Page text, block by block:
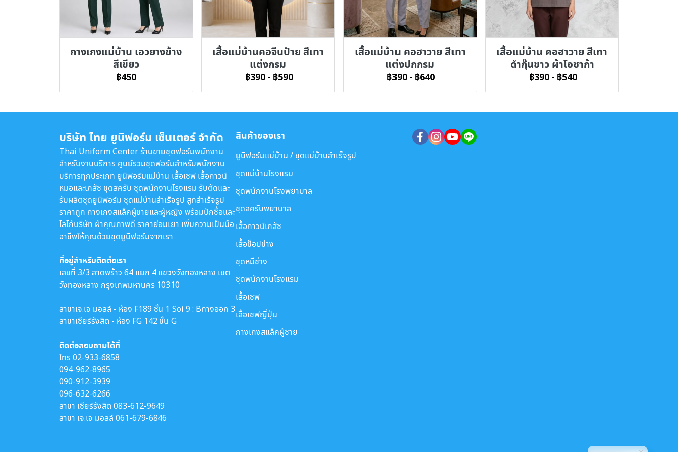
กางเกงแม่บ้าน เอวยางข้าง
สีเขียว
฿450
เสื้อแม่บ้านคอจีนป้าย สีเทา
แต่งกรม
฿390 - ฿590
เสื้อแม่บ้าน คอฮาวาย สีเทา
แต่งปกกรม
฿390 - ฿640
เสื้อแม่บ้าน คอฮาวาย สีเทา
ดำกุ๊นขาว ผ้าโอซาก้า
฿390 - ฿540
บริษัท ไทย ยูนิฟอร์ม เซ็นเตอร์ จำกัด
Thai Uniform Center ร้านขายชุดฟอร์มพนักงาน
สำหรับงานบริการ ศูนย์รวมชุดฟอร์มสำหรับพนักงาน
บริการทุกประเภท ยูนิฟอร์มแม่บ้าน เสื้อเชฟ เสื้อกาวน์
หมอและเภสัช ชุดสครับ ชุดพนักงานโรงแรม รับตัดและ
รับผลิตชุดยูนิฟอร์ม ชุดแม่บ้านสำเร็จรูป สูทสำเร็จรูป
ราคาถูก กางเกงสแล็คผู้ชายและผู้หญิง พร้อมปักชื่อและ
โลโก้บริษัท ผ้าคุณภาพดี ราคาย่อมเยา เพิ่มความเป็นมือ
อาชีพให้คุณด้วยชุดยูนิฟอร์มจากเรา
ที่อยู่สำหรับติดต่อเรา
เลขที่ 3/3 ลาดพร้าว 64 แยก 4 แขวงวังทองหลาง เขต
วังทองหลาง กรุงเทพมหานคร 10310
สาขาเจ.เจ มอลล์ - ห้อง F189 ชั้น 1 Soi 9 : Bทางออก 3
สาขาเซียร์รังสิต - ห้อง FG 142 ชั้น G
ติดต่อสอบถามได้ที่
โทร02-933-6858
094-962-8965
090-912-3939
096-632-6266
สาขา เซียร์รังสิต 083-612-9649
สาขา เจ.เจ มอลล์061-679-6846
สินค้าของเรา
ยูนิฟอร์มแม่บ้าน / ชุดแม่บ้านสำเร็จรูป
ชุดแม่บ้านโรงแรม
ชุดพนักงานโรงพยาบาล
ชุดสครับพยาบาล
เสื้อกาวน์เภสัช
เสื้อช็อปช่าง
ชุดหมีช่าง
ชุดพนักงานโรงแรม
เสื้อเชฟ
เสื้อเชฟญี่ปุ่น
กางเกงสแล็คผู้ชาย